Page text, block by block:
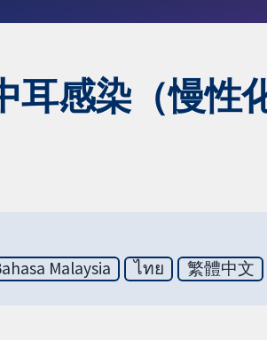
耳感染（慢性
Malaysia ไทย 繁體中文